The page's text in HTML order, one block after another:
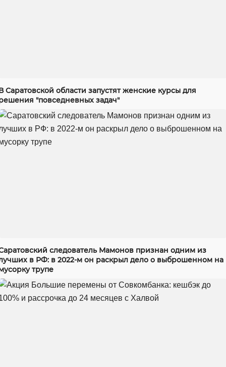
Саратовской области запустят женские курсы для
"повседневных задач"
следователь Мамонов признан одним из
в РФ: в 2022-м он раскрыл дело о выброшенном на
трупе